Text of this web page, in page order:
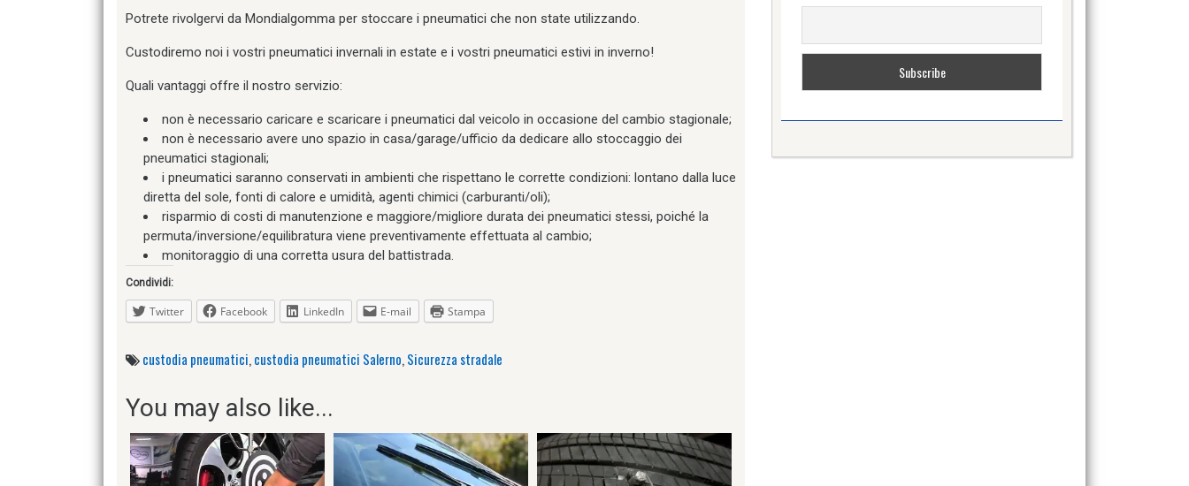
Potrete rivolgervi da Mondialgomma per stoccare i pneumatici che non state utilizzando.
Custodiremo noi i vostri pneumatici invernali in estate e i vostri pneumatici estivi in inverno!
Quali vantaggi offre il nostro servizio:
non è necessario caricare e scaricare i pneumatici dal veicolo in occasione del cambio stagionale;
non è necessario avere uno spazio in casa/garage/ufficio da dedicare allo stoccaggio dei
pneumatici stagionali;
i pneumatici saranno conservati in ambienti che rispettano le corrette condizioni: lontano dalla luce
diretta del sole, fonti di calore e umidità, agenti chimici (carburanti/oli);
risparmio di costi di manutenzione e maggiore/migliore durata dei pneumatici stessi, poiché la
permuta/inversione/equilibratura viene preventivamente effettuata al cambio;
monitoraggio di una corretta usura del battistrada.
Condividi:
Twitter Facebook LinkedIn E-mail Stampa
custodia pneumatici,custodia pneumatici Salerno,Sicurezza stradale
You may also like...